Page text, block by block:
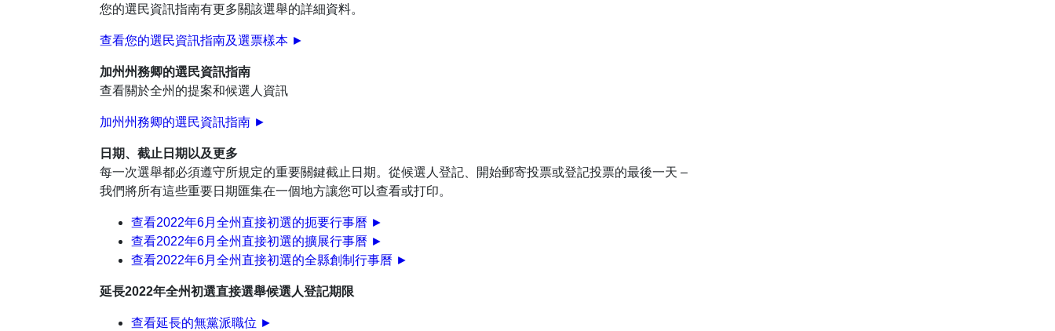
您的選民資訊指南有更多關該選舉的詳細資料。
查看您的選民資訊指南及選票樣本 ►
加州州務卿的選民資訊指南
查看關於全州的提案和候選人資訊
加州州務卿的選民資訊指南 ►
日期、截止日期以及更多
每一次選舉都必須遵守所規定的重要關鍵截止日期。從候選人登記、開始郵寄投票或登記投票的最後一天 –
我們將所有這些重要日期匯集在一個地方讓您可以查看或打印。
查看2022年6月全州直接初選的扼要行事曆 ►
查看2022年6月全州直接初選的擴展行事曆 ►
查看2022年6月全州直接初選的全縣創制行事曆 ►
延長2022年全州初選直接選舉候選人登記期限
查看延長的無黨派職位 ►